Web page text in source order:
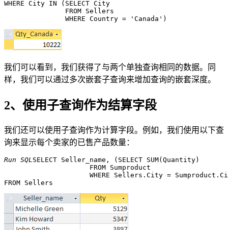
WHERE City IN (SELECT City
               FROM Sellers
我们可以看到，我们获得了与两个单独查询相同的数据。同
样，我们可以通过多次嵌套子查询来增加查询的嵌套深度。
2、使用子查询作为结算字段
我们还可以使用子查询作为计算字段。例如，我们使用以下查
询来显示每个卖家的已售产品数量：
Run SQL SELECT Seller_name, (SELECT SUM(Quantity)
                     FROM Sumproduct
WHERE Sellers.City =